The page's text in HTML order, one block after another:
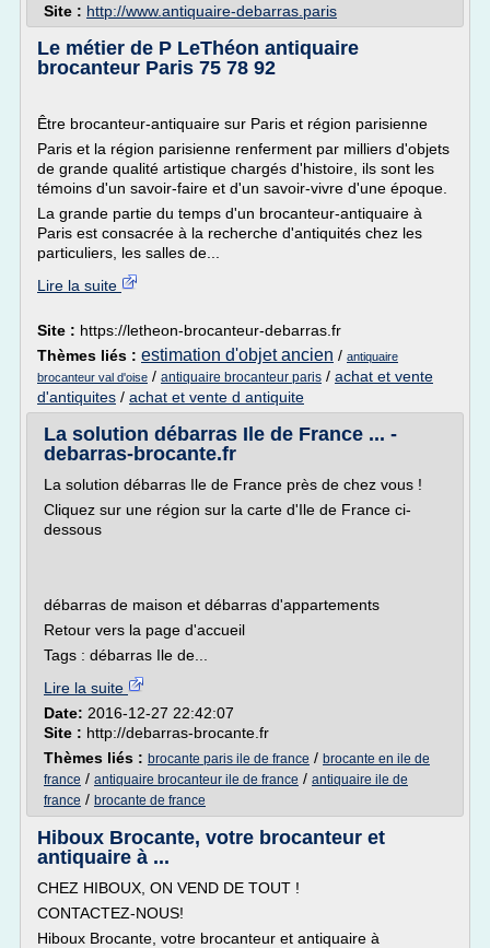
Site : http://www.antiquaire-debarras.paris
Le métier de P LeThéon antiquaire
brocanteur Paris 75 78 92
Être brocanteur-antiquaire sur Paris et région parisienne
Paris et la région parisienne renferment par milliers d'objets
de grande qualité artistique chargés d'histoire, ils sont les
témoins d'un savoir-faire et d'un savoir-vivre d'une époque.
La grande partie du temps d'un brocanteur-antiquaire à
Paris est consacrée à la recherche d'antiquités chez les
particuliers, les salles de...
Lire la suite
Site : https://letheon-brocanteur-debarras.fr
Thèmes liés : estimation d'objet ancien / antiquaire
brocanteur val d'oise / antiquaire brocanteur paris / achat et vente
d'antiquites / achat et vente d antiquite
La solution débarras Ile de France ... -
debarras-brocante.fr
La solution débarras Ile de France près de chez vous !
Cliquez sur une région sur la carte d'Ile de France ci-
dessous
débarras de maison et débarras d'appartements
Retour vers la page d'accueil
Tags : débarras Ile de...
Lire la suite
Date: 2016-12-27 22:42:07
Site : http://debarras-brocante.fr
Thèmes liés : brocante paris ile de france / brocante en ile de
france / antiquaire brocanteur ile de france / antiquaire ile de
france / brocante de france
Hiboux Brocante, votre brocanteur et
antiquaire à ...
CHEZ HIBOUX, ON VEND DE TOUT !
CONTACTEZ-NOUS!
Hiboux Brocante, votre brocanteur et antiquaire à